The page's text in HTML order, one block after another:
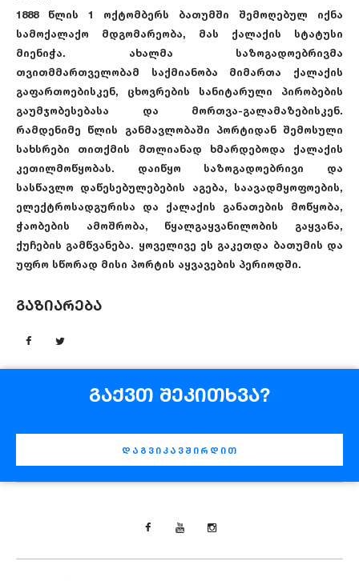
1888 წლის 1 ოქტომბერს ბათუმში შემოღებულ იქნა
სამოქალაქო მდგომარეობა, მას ქალაქის სტატუსი
მიენიჭა. ახალმა საზოგადოებრივმა
თვითმმართველობამ საქმიანობა მიმართა ქალაქის
გაფართოებისკენ, ცხოვრების სანიტარული პირობების
გაუმჯობესებასა და მორთვა-გალამაზებისკენ.
რამდენიმე წლის განმავლობაში პორტიდან შემოსული
სახსრები თითქმის მთლიანად ხმარდებოდა ქალაქის
კეთილმოწყობას. დაიწყო საზოგადოებრივი და
სასწავლო დაწესებულებების აგება, საავადმყოფოების,
ელექტროსადგურისა და ქალაქის განათების მოწყობა,
ჭაობების ამოშრობა, წყალგაყვანილობის გაყვანა,
ქუჩების გამწვანება. ყოველივე ეს გაკეთდა ბათუმის და
უფრო სწორად მისი პორტის აყვავების პერიოდში.
გაზიარება
გაქვთ შეკითხვა?
დაგვიკავშირდით